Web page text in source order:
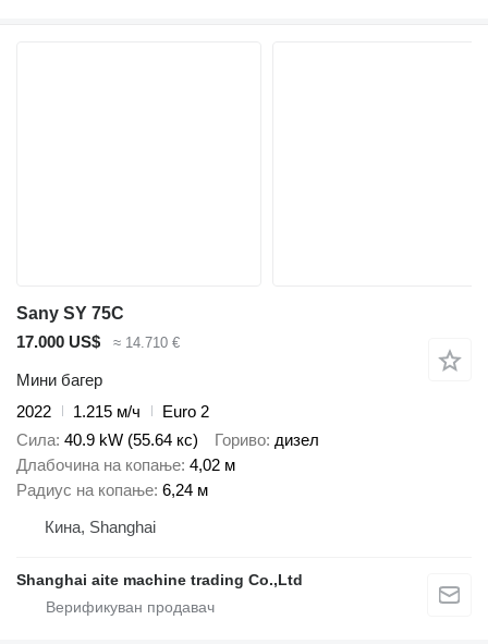
Sany SY 75C
17.000 US$
≈ 14.710 €
Мини багер
2022
1.215 м/ч
Euro 2
Сила 40.9 kW (55.64 кс) Гориво дизел
Длабочина на копање 4,02 м
Радиус на копање 6,24 м
Кина, Shanghai
Shanghai aite machine trading Co.,Ltd